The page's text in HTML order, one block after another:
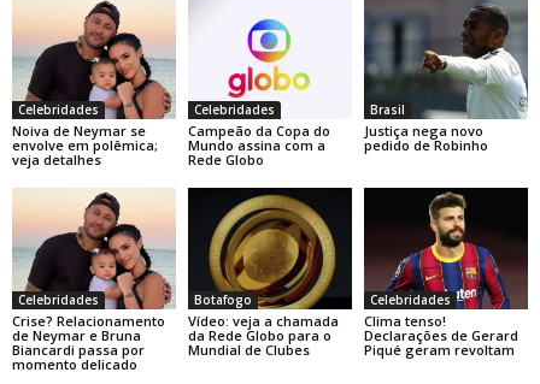
Celebridades
Noiva de Neymar se
envolve em polêmica;
veja detalhes
Celebridades
Campeão da Copa do
Mundo assina com a
Rede Globo
Brasil
Justiça nega novo
pedido de Robinho
Celebridades
Crise? Relacionamento
de Neymar e Bruna
Biancardi passa por
momento delicado
Botafogo
Vídeo: veja a chamada
da Rede Globo para o
Mundial de Clubes
Celebridades
Clima tenso!
Declarações de Gerard
Piqué geram revoltam